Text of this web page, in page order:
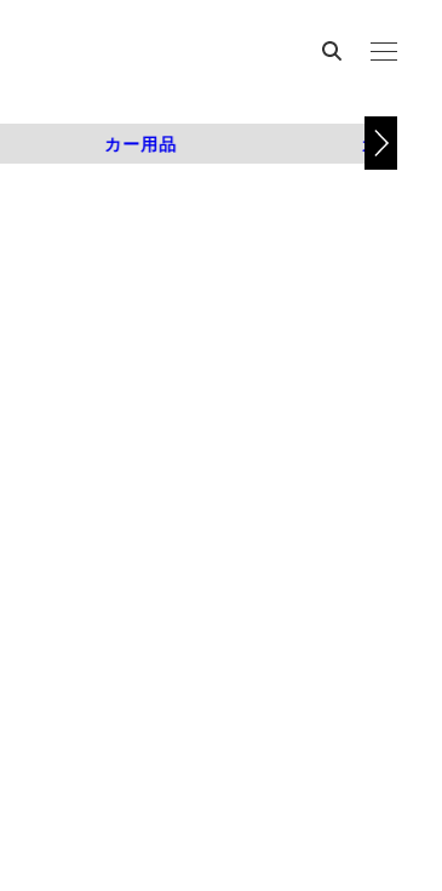
カー用品 カスタム